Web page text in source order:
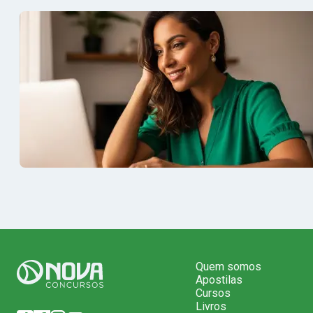
e em seguida veio o resultado,
aprovado com mérito no concurso do
Banrisul.Charles Kelvin Friske -
Aprovado no Banrisul
aprovação
Quem somos
Apostilas
Cursos
Livros